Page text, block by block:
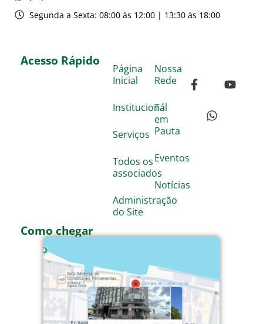
Segunda a Sexta: 08:00 às 12:00 | 13:30 às 18:00
Acesso Rápido
Página
Inicial
Institucional
Serviços
Todos os
associados
Administração
do Site
Nossa
Rede
Tá
em
Pauta
Eventos
Notícias
Como chegar